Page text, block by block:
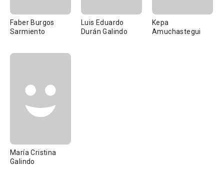
Faber Burgos
Sarmiento
Luis Eduardo
Durán Galindo
Kepa
Amuchastegui
María Cristina
Galindo